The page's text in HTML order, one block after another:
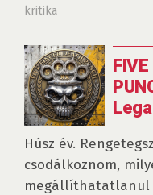
kritika
Húsz év.
csodálkoznom,
megállíthatatlanul